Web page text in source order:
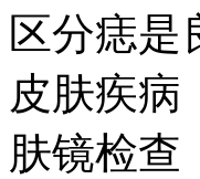
区分痣是
皮肤疾病
肤镜检查